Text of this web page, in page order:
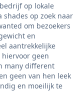
op lokale
op zoek naar
om bezoekers
en
aantrekkelijke
geen
many different
geen van hen leek
en moeilijk te